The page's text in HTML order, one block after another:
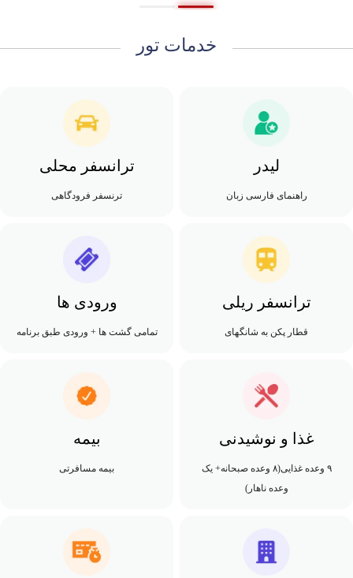
خدمات تور
لیدر
راهنمای فارسی زبان
ترانسفر محلی
ترنسفر فرودگاهی
ترانسفر ریلی
قطار پکن به شانگهای
ورودی ها
تمامی گشت ها + ورودی طبق برنامه
غذا و نوشیدنی
۹ وعده غذایی(۸ وعده صبحانه+ یک
وعده ناهار)
بیمه
بیمه مسافرتی